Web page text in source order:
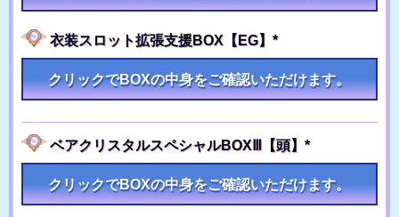
衣装スロット拡張支援BOX【EG】*
クリックでBOXの中身をご確認いただけます。
ベアクリスタルスペシャルBOXⅢ【頭】*
クリックでBOXの中身をご確認いただけます。